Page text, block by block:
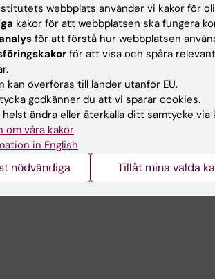
webbplats använder vi kakor för
kakor för att webbplatsen ska fungera
för att förstå hur webbplatsen
för att visa och spåra
kan överföras till länder utanför EU.
godkänner du att vi sparar cookies.
helst ändra eller återkalla ditt samtycke
om våra kakor
in English
nödvändiga Tillåt mina valda